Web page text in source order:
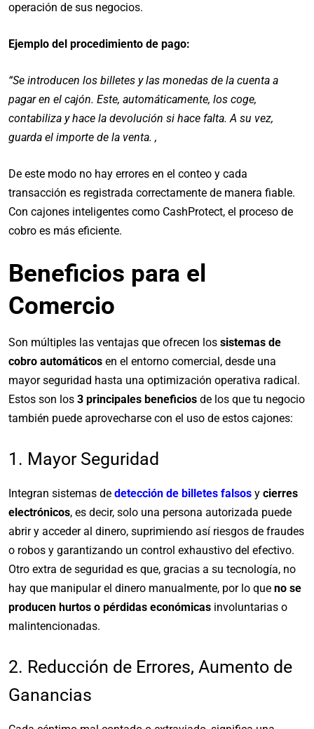
operación de sus negocios.
Ejemplo del procedimiento de pago:
“Se introducen los billetes y las monedas de la cuenta a
pagar en el cajón. Este, automáticamente, los coge,
contabiliza y hace la devolución si hace falta. A su vez,
guarda el importe de la venta. ,
De este modo no hay errores en el conteo y cada
transacción es registrada correctamente de manera fiable.
Con cajones inteligentes como CashProtect, el proceso de
cobro es más eficiente.
Beneficios para el
Comercio
Son múltiples las ventajas que ofrecen los sistemas de
cobro automáticos en el entorno comercial, desde una
mayor seguridad hasta una optimización operativa radical.
Estos son los 3 principales beneficios de los que tu negocio
también puede aprovecharse con el uso de estos cajones:
1. Mayor Seguridad
Integran sistemas de detección de billetes falsos y cierres
electrónicos, es decir, solo una persona autorizada puede
abrir y acceder al dinero, suprimiendo así riesgos de fraudes
o robos y garantizando un control exhaustivo del efectivo.
Otro extra de seguridad es que, gracias a su tecnología, no
hay que manipular el dinero manualmente, por lo que no se
producen hurtos o pérdidas económicas involuntarias o
malintencionadas.
2. Reducción de Errores, Aumento de
Ganancias